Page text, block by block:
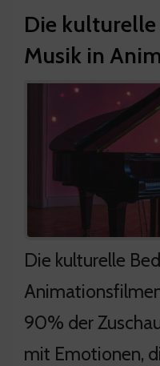
Die
Musik in
Die kulturelle
90% der
mit Emotionen,